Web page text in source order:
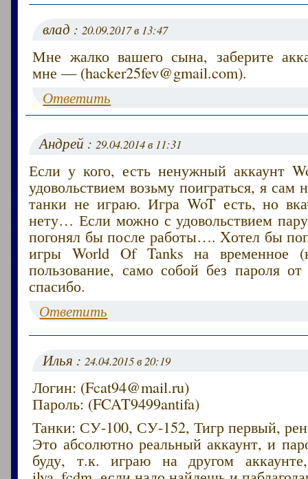
влад :20.09.2017 в 13:47
Мне жалко вашего сына, заберите
мне — (hacker25fev@gmail.com).
Ответить
Андрей :29.04.2014 в 11:31
Если у кого, есть ненужный аккаунт
удовольствием возьму поиграться, я сам
танки не играю. Игра WoT есть, но
нету… Если можно с удовольствием
погонял бы после работы…. Xотел бы
игры World Of Tanks на временное
пользование, само собой без пароля
спасибо.
Ответить
Илья :24.04.2015 в 20:19
Логин: (Fcat94@mail.ru)
Пароль: (FCAT9499antifa)
Танки: СУ-100, СУ-152, Тигр первый,
Это абсолютно реальный аккаунт, и
буду, т.к. играю на другом